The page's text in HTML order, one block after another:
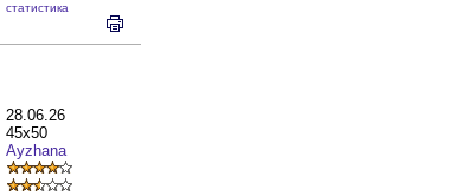
cтатистика
28.06.26
45x50
Ayzhana